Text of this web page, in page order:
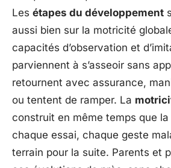
Les étapes du développement
aussi bien sur la motricité
capacités d’observation et
parviennent à s’asseoir sans
retournent avec assurance,
ou tentent de ramper. La
construit en même temps que la
chaque essai, chaque geste
terrain pour la suite. Parents et